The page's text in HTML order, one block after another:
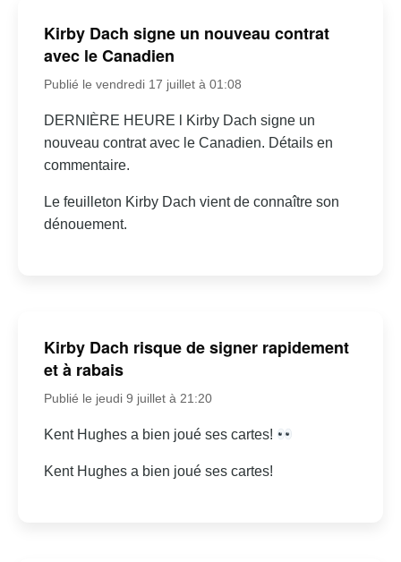
Kirby Dach signe un nouveau contrat
avec le Canadien
Publié le vendredi 17 juillet à 01:08
DERNIÈRE HEURE l Kirby Dach signe un
nouveau contrat avec le Canadien. Détails en
commentaire.
Le feuilleton Kirby Dach vient de connaître son
dénouement.
Kirby Dach risque de signer rapidement
et à rabais
Publié le jeudi 9 juillet à 21:20
Kent Hughes a bien joué ses cartes!
Kent Hughes a bien joué ses cartes!